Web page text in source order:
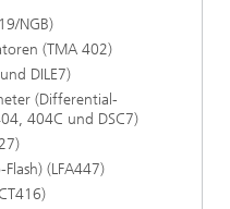
NGB)
(TMA 402)
DILE7)
(Differential-
404C und DSC7)
(LFA447)